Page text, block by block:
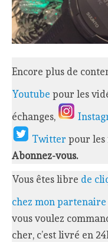
Encore plus de
Youtube pour les
échanges,
Twitterpour les
Abonnez-vous.
Vous êtes libre de
chez mon partenaire
vous voulez
cher, c’est livré en